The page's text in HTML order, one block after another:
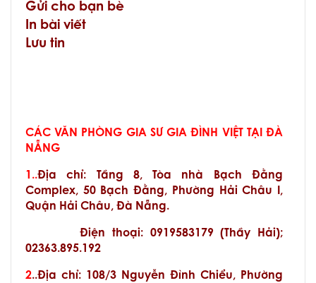
Gửi cho bạn bè
In bài viết
Lưu tin
CÁC VĂN PHÒNG GIA SƯ GIA ĐÌNH VIỆT TẠI ĐÀ
NẴNG
1..Địa chỉ: Tầng 8, Tòa nhà Bạch Đằng
Complex, 50 Bạch Đằng, Phường Hải Châu I,
Quận Hải Châu, Đà Nẵng.
Điện thoại: 0919583179 (Thầy Hải);
02363.895.192
2..Địa chỉ: 108/3 Nguyễn Đình Chiểu, Phường